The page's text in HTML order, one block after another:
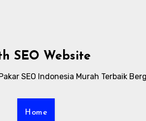
SEO Website
SEO Indonesia Murah Terbaik
Home